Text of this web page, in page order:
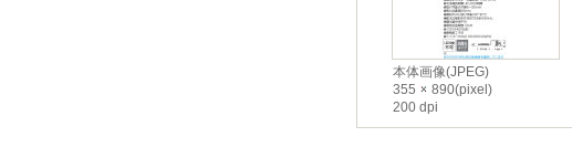
本体画像(JPEG)
355
890(pixel)
200 dpi